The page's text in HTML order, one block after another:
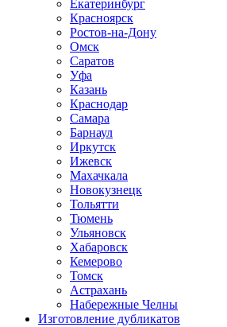
Екатеринбург
Красноярск
Ростов-на-Дону
Омск
Саратов
Уфа
Казань
Краснодар
Самара
Барнаул
Иркутск
Ижевск
Махачкала
Новокузнецк
Тольятти
Тюмень
Ульяновск
Хабаровск
Кемерово
Томск
Астрахань
Набережные Челны
Изготовление дубликатов